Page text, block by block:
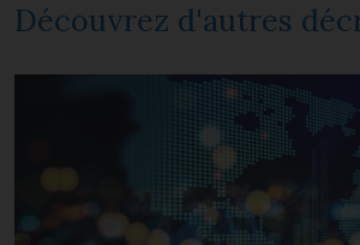
Découvrez d'autres